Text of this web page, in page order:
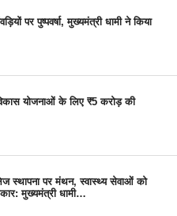
पर पुष्पवर्षा, मुख्यमंत्री धामी ने किया
योजनाओं के लिए ₹5 करोड़ की
स्थापना पर मंथन, स्वास्थ्य सेवाओं को
मुख्यमंत्री धामी…